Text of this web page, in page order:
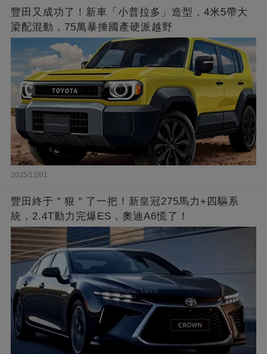
豐田又成功了！新車「小普拉多」造型，4米5帶大
梁配混動，75萬暴捶國產硬派越野
2025/12/01
豐田終于＂狠＂了一把！新皇冠275馬力+四驅系
統，2.4T動力完爆ES，奧迪A6慌了！